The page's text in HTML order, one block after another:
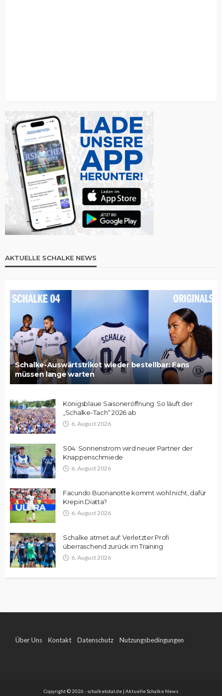
AKTUELLE SCHALKE NEWS
Schalke-Auswärtstrikot wieder bestellbar: Fans
müssen lange warten
Königsblaue Saisoneröffnung: So läuft der
„Schalke-Tach“ 2026 ab
6. August 2026
S04: Sonnenstrom wird neuer Partner der
Knappenschmiede
6. August 2026
Facundo Buonanotte kommt wohl nicht, dafür
Krepin Diatta?
6. August 2026
Schalke atmet auf: Verletzter Profi
überraschend zurück im Training
6. August 2026
Über Uns Kontakt Datenschutz Nutzungsbedingungen
Copyright © 2026 - schalketotal.de | Aktuelle Schalke News